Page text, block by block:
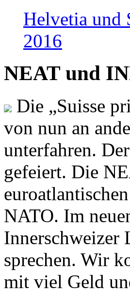
Helvetia und
2016
NEAT und
Die „Suisse
von nun an
unterfahren.
gefeiert. Die
NATO. Im
Innerschweizer
sprechen. Wir
mit viel Geld